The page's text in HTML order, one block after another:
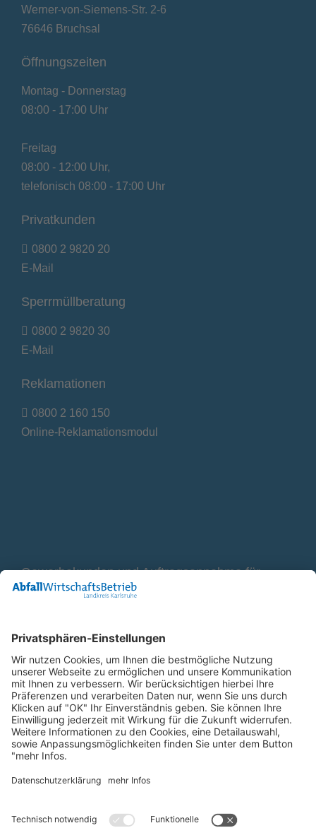
Werner-von-Siemens-Str. 2-6
76646 Bruchsal
Öffnungszeiten
Montag - Donnerstag
08:00 - 17:00 Uhr
Freitag
08:00 - 12:00 Uhr,
telefonisch 08:00 - 17:00 Uhr
Privatkunden
0800 2 9820 20
E-Mail
Sperrmüllberatung
0800 2 9820 30
E-Mail
Reklamationen
0800 2 160 150
Online-Reklamationsmodul
Gewerbekunden und Auftragsannahme für
Container
E-Mail
Bleiben Sie in Verbindung
Facebook Landkreis Karlsruhe
Instagram Landkreis Karlsruhe
Startseite Impressum Datenschutz
Anfahrt